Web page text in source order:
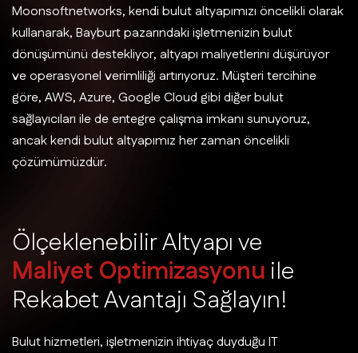
Moonsoftnetworks, kendi bulut altyapımızı öncelikli olarak
kullanarak, Bayburt pazarındaki işletmenizin bulut
dönüşümünü destekliyor, altyapı maliyetlerini düşürüyor
ve operasyonel verimliliği artırıyoruz. Müşteri tercihine
göre, AWS, Azure, Google Cloud gibi diğer bulut
sağlayıcıları ile de entegre çalışma imkanı sunuyoruz,
ancak kendi bulut altyapımız her zaman öncelikli
çözümümüzdür.
ÖlçeklenebilirAltyapıve
Maliyet Optimizasyonu ile
RekabetAvantajı Sağlayın!
Bulut hizmetleri, işletmenizin ihtiyaç duyduğu IT